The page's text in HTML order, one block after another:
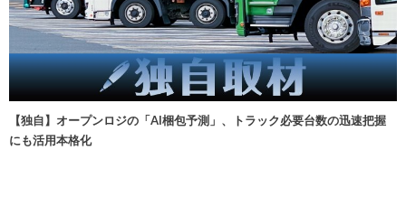
【独自】オープンロジの「AI梱包予測」、トラック必要台数の迅速把握
にも活用本格化